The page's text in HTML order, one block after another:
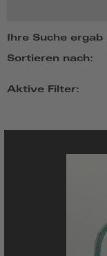
Ihre Suche ergab
Sortieren nach:
Aktive Filter: